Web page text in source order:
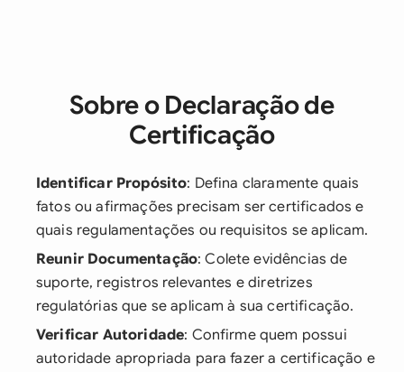
Sobre o Declaração de
Certificação
Identificar Propósito: Defina claramente quais
fatos ou afirmações precisam ser certificados e
quais regulamentações ou requisitos se aplicam.
Reunir Documentação: Colete evidências de
suporte, registros relevantes e diretrizes
regulatórias que se aplicam à sua certificação.
Verificar Autoridade: Confirme quem possui
autoridade apropriada para fazer a certificação e